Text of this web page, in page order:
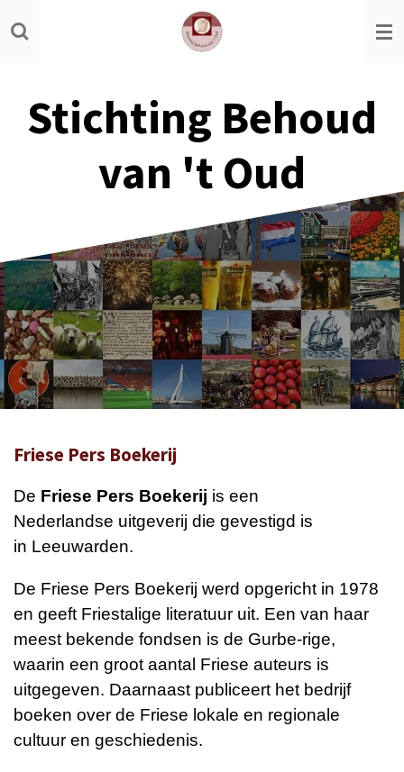
Ga
direct
hoofdinhoud
Stichting Behoud
van 't Oud
Friese Pers Boekerij
De Friese Pers Boekerij is een
Nederlandse uitgeverij die gevestigd is
in Leeuwarden.
De Friese Pers Boekerij werd opgericht in 1978
en geeft Friestalige literatuur uit. Een van haar
meest bekende fondsen is de Gurbe-rige,
waarin een groot aantal Friese auteurs is
uitgegeven. Daarnaast publiceert het bedrijf
boeken over de Friese lokale en regionale
cultuur en geschiedenis.